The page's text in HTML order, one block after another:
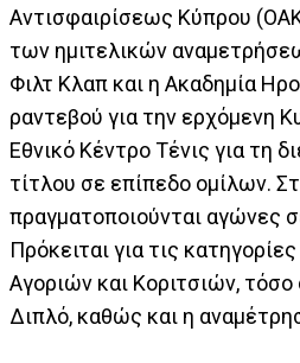
Αντισφαιρίσεως Κύπρου
των ημιτελικών
Φιλτ Κλαπ και η Ακαδημία
ραντεβού για την ερχόμενη
Εθνικό Κέντρο Τένις για τη
τίτλου σε επίπεδο ομίλων.
πραγματοποιούνται αγώνες
Πρόκειται για τις
Αγοριών και Κοριτσιών,
Διπλό, καθώς και η